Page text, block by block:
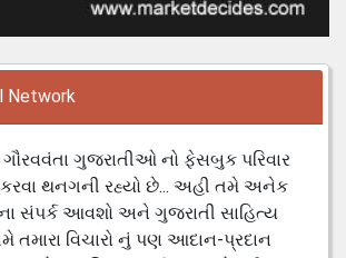
Network
ગૌરવવંતા ગુજરાતીઓ નો ફેસબુક પરિવાર
થનગની રહ્યો છે... અહી તમે અનેક
ના સંપર્ક આવશો અને ગુજરાતી સાહિત્ય
તમારા વિચારો નું પણ આદાન-પ્રદાન